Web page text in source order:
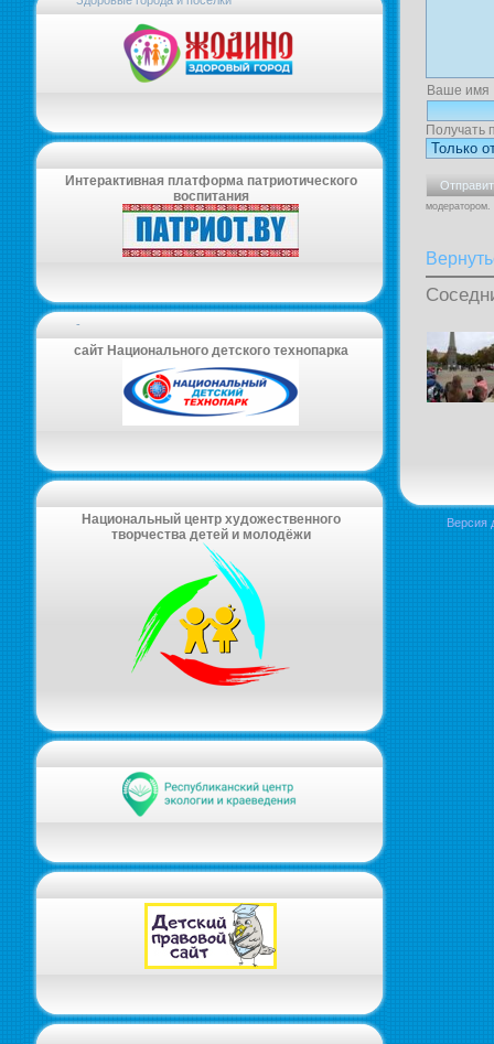
Интерактивная платформа патриотического
воспитания
-
сайт Национального детского технопарка
Национальный центр художественного
творчества детей и молодёжи
Ваше имя
Получать
модератором.
Версия